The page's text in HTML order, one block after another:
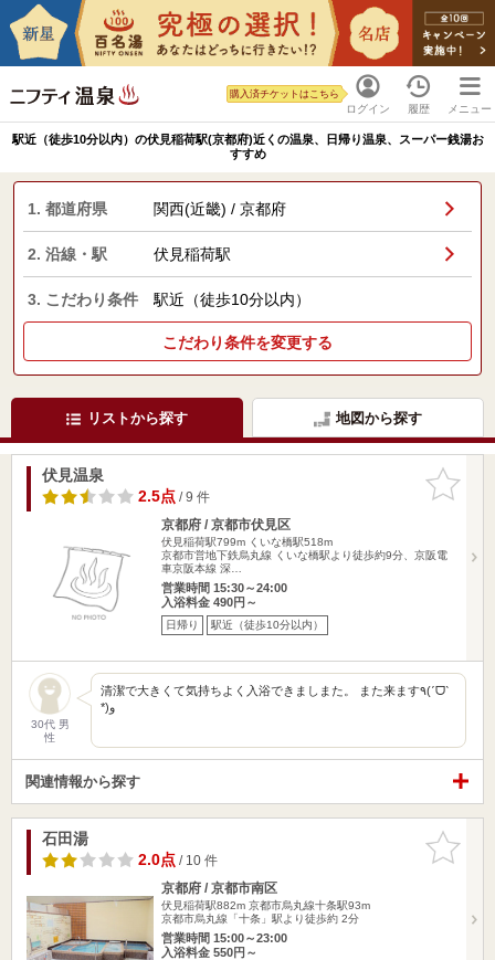
ログイン
購入済チケットはこちら
履歴 メニュー
駅近（徒歩10分以内）の伏見稲荷駅(京都府)近くの温泉、日帰り温泉、スーパー銭湯お
すすめ
1. 都道府県 関西(近畿) / 京都府
2. 沿線・駅 伏見稲荷駅
3. こだわり条件 駅近（徒歩10分以内）
こだわり条件を変更する
リストから探す 地図から探す
お気に入
りに追加
伏見温泉
2.5点/ 9 件
京都府 / 京都市伏見区
伏見稲荷駅799m くいな橋駅518m
京都市営地下鉄烏丸線 くいな橋駅より徒歩約9分、京阪電
車京阪本線 深…
営業時間 15:30～24:00
入浴料金 490円～
日帰り 駅近（徒歩10分以内）
30代 男
性
清潔で大きくて気持ちよく入浴できましまた。 また来ます٩(ˊᗜˋ
*)و
関連情報から探す
お気に入
りに追加
石田湯
2.0点/ 10 件
京都府 / 京都市南区
伏見稲荷駅882m 京都市烏丸線十条駅93m
京都市烏丸線「十条」駅より徒歩約 2分
営業時間 15:00～23:00
入浴料金 550円～